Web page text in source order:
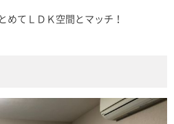
めてＬＤＫ空間とマッチ！